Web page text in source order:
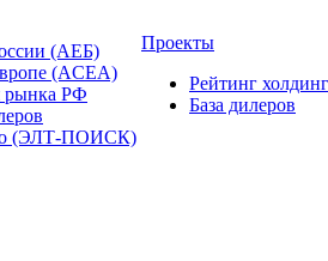
(АЕБ)
(ACEA)
рынка РФ
(ЭЛТ-ПОИСК)
Проекты
Рейтинг
База дилеров